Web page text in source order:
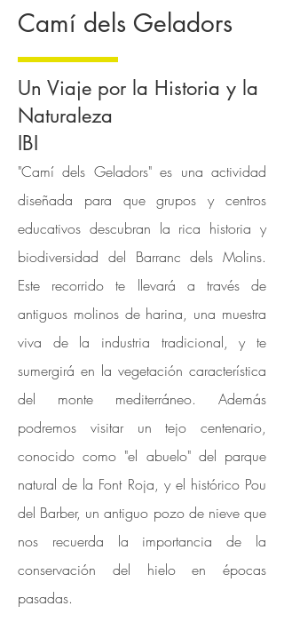
Camí dels Geladors
Un Viaje por la Historia y la
Naturaleza
IBI
"Camí dels Geladors" es una actividad
diseñada para que grupos y centros
educativos descubran la rica historia y
biodiversidad del Barranc dels Molins.
Este recorrido te llevará a través de
antiguos molinos de harina, una muestra
viva de la industria tradicional, y te
sumergirá en la vegetación característica
del monte mediterráneo. Además
podremos visitar un tejo centenario,
conocido como "el abuelo" del parque
natural de la Font Roja, y el histórico Pou
del Barber, un antiguo pozo de nieve que
nos recuerda la importancia de la
conservación del hielo en épocas
pasadas.